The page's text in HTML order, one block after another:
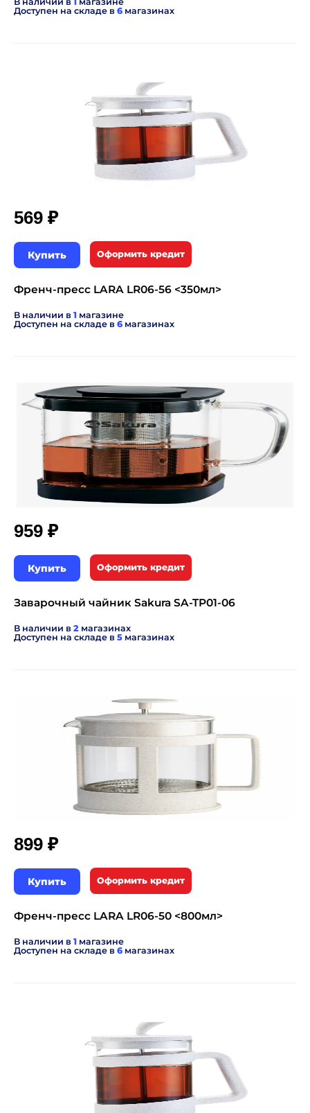
Доступен на складе в 6 магазинах
569 ₽
Купить Оформить кредит
Френч-пресс LARA LR06-56 <350мл>
В наличии в 1 магазине
Доступен на складе в 6 магазинах
959 ₽
Купить Оформить кредит
Заварочный чайник Sakura SA-TP01-06
В наличии в 2 магазинах
Доступен на складе в 5 магазинах
899 ₽
Купить Оформить кредит
Френч-пресс LARA LR06-50 <800мл>
В наличии в 1 магазине
Доступен на складе в 6 магазинах